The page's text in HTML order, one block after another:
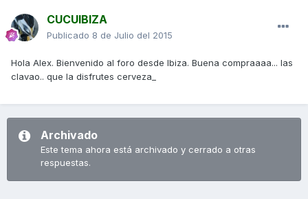
CUCUIBIZA
Publicado 8 de Julio del 2015
Hola Alex. Bienvenido al foro desde Ibiza. Buena compraaaa... las
clavao.. que la disfrutes cerveza_
Archivado
Este tema ahora está archivado y cerrado a otras
respuestas.